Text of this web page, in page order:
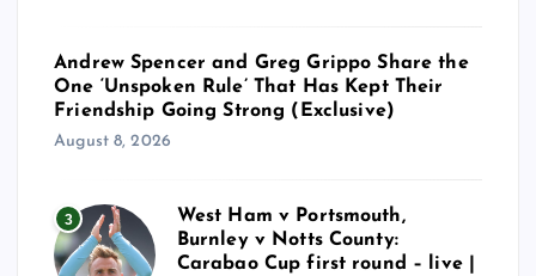
Andrew Spencer and Greg Grippo Share the
One ‘Unspoken Rule’ That Has Kept Their
Friendship Going Strong (Exclusive)
August 8, 2026
3
West Ham v Portsmouth,
Burnley v Notts County:
Carabao Cup first round – live |